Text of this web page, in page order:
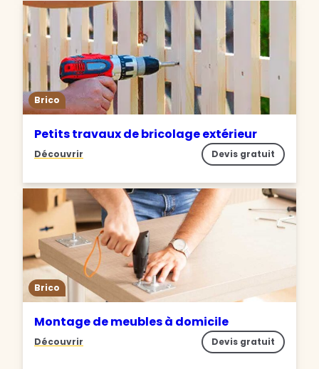
Brico
Petits travaux de bricolage extérieur
Découvrir Devis gratuit
Brico
Montage de meubles à domicile
Découvrir Devis gratuit